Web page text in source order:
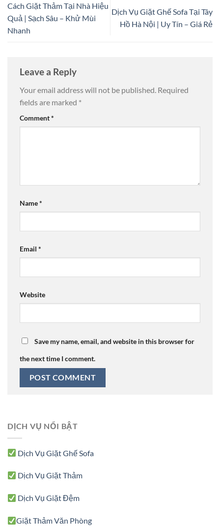
DỊCH VỤ NỔI BẬT
Dịch Vụ Giặt Ghế Sofa
Dịch Vụ Giặt Thảm
Dịch Vụ Giặt Đệm
Giặt Thảm Văn Phòng
Cách Giặt Thảm Tại Nhà Hiệu
Quả | Sạch Sâu – Khử Mùi
Nhanh
Dịch Vụ Giặt Ghế Sofa Tại Tây
Hồ Hà Nội | Uy Tín – Giá Rẻ
Leave a Reply
Your email address will not be published. Required
fields are marked *
Comment*
Name*
Email *
Website
Save my name, email, and website in this browser for
the next time I comment.